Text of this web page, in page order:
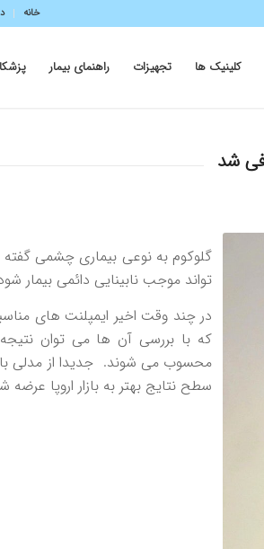
خانه
کلینیک ها تجهیزات راهنمای بیمار
گلوکوم به نوعی بیماری چشمی
تواند موجب نابینایی دائمی بیمار
در چند وقت اخیر ایمپلنت های
که با بررسی آن ها می توان
سطح نتایج بهتر به بازار اروپا عرضه